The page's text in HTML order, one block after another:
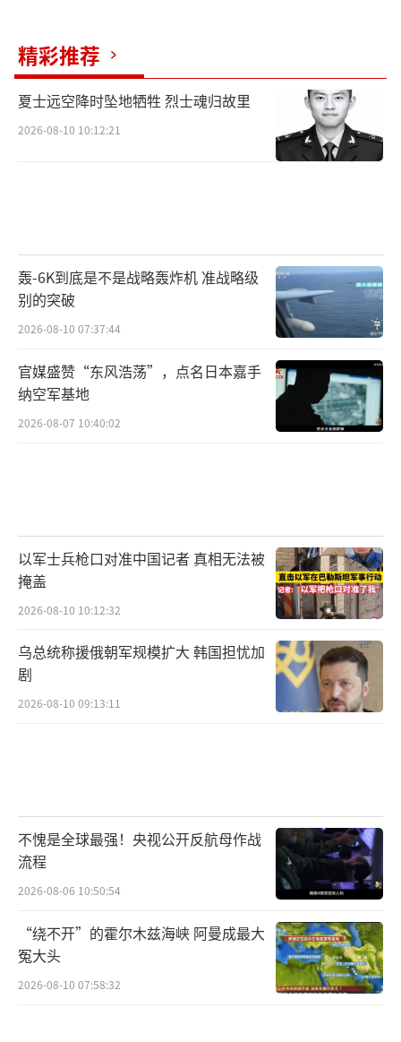
精彩推荐
夏士远空降时坠地牺牲 烈士魂归故里
2026-08-10 10:12:21
轰-6K到底是不是战略轰炸机 准战略级
别的突破
2026-08-10 07:37:44
官媒盛赞“东风浩荡”，点名日本嘉手
纳空军基地
2026-08-07 10:40:02
以军士兵枪口对准中国记者 真相无法被
掩盖
2026-08-10 10:12:32
乌总统称援俄朝军规模扩大 韩国担忧加
剧
2026-08-10 09:13:11
不愧是全球最强！央视公开反航母作战
流程
2026-08-06 10:50:54
“绕不开”的霍尔木兹海峡 阿曼成最大
冤大头
2026-08-10 07:58:32